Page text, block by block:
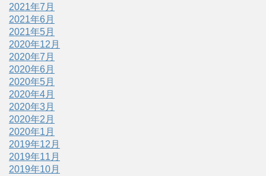
2021年7月
2021年6月
2021年5月
2020年12月
2020年7月
2020年6月
2020年5月
2020年4月
2020年3月
2020年2月
2020年1月
2019年12月
2019年11月
2019年10月